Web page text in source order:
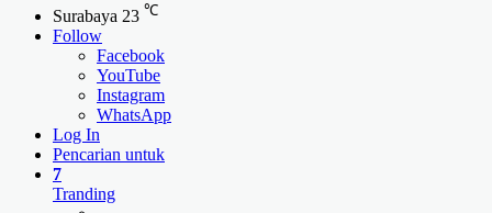
Surabaya 23 ℃
Follow
Facebook
YouTube
Instagram
WhatsApp
Log In
Pencarian untuk
7
Tranding